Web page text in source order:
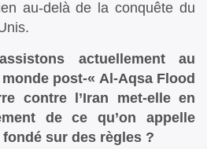
au-delà de la conquête du
actuellement au
post-« Al-Aqsa Flood
contre l’Iran met-elle en
de ce qu’on appelle
fondé sur des règles ?